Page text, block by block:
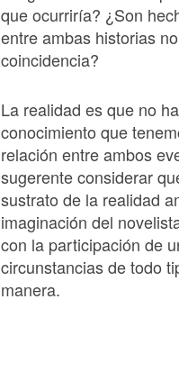
que ocurriría? ¿Son
entre ambas historias
coincidencia?
La realidad es que no
conocimiento que
relación entre ambos
sugerente considerar
sustrato de la realidad
imaginación del
con la participación de
circunstancias de todo
manera.